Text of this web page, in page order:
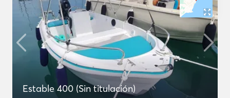
Estable 400 (Sin titulación)